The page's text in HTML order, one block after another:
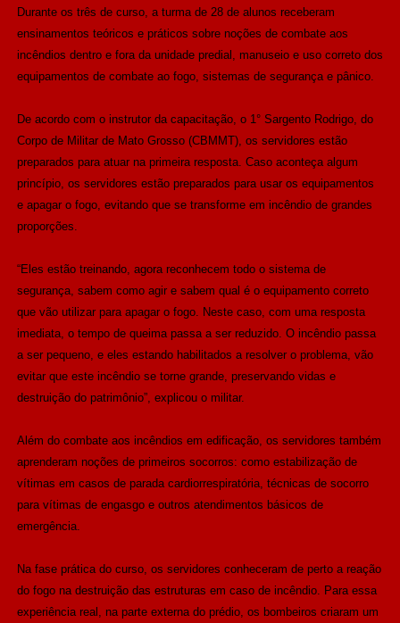
Durante os três de curso, a turma de 28 de alunos receberam
ensinamentos teóricos e práticos sobre noções de combate aos
incêndios dentro e fora da unidade predial, manuseio e uso correto dos
equipamentos de combate ao fogo, sistemas de segurança e pânico.
De acordo com o instrutor da capacitação, o 1° Sargento Rodrigo, do
Corpo de Militar de Mato Grosso (CBMMT), os servidores estão
preparados para atuar na primeira resposta. Caso aconteça algum
princípio, os servidores estão preparados para usar os equipamentos
e apagar o fogo, evitando que se transforme em incêndio de grandes
proporções.
“Eles estão treinando, agora reconhecem todo o sistema de
segurança, sabem como agir e sabem qual é o equipamento correto
que vão utilizar para apagar o fogo. Neste caso, com uma resposta
imediata, o tempo de queima passa a ser reduzido. O incêndio passa
a ser pequeno, e eles estando habilitados a resolver o problema, vão
evitar que este incêndio se torne grande, preservando vidas e
destruição do patrimônio”, explicou o militar.
Além do combate aos incêndios em edificação, os servidores também
aprenderam noções de primeiros socorros: como estabilização de
vítimas em casos de parada cardiorrespiratória, técnicas de socorro
para vítimas de engasgo e outros atendimentos básicos de
emergência.
Na fase prática do curso, os servidores conheceram de perto a reação
do fogo na destruição das estruturas em caso de incêndio. Para essa
experiência real, na parte externa do prédio, os bombeiros criaram um